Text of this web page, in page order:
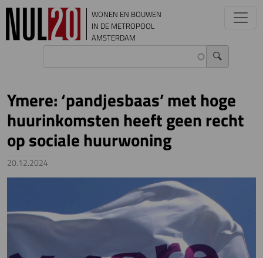
Overslaan en naar de inhoud gaan
WONEN EN BOUWEN
IN DE METROPOOL
AMSTERDAM
Ymere: ‘pandjesbaas’ met hoge
huurinkomsten heeft geen recht
op sociale huurwoning
20.12.2024